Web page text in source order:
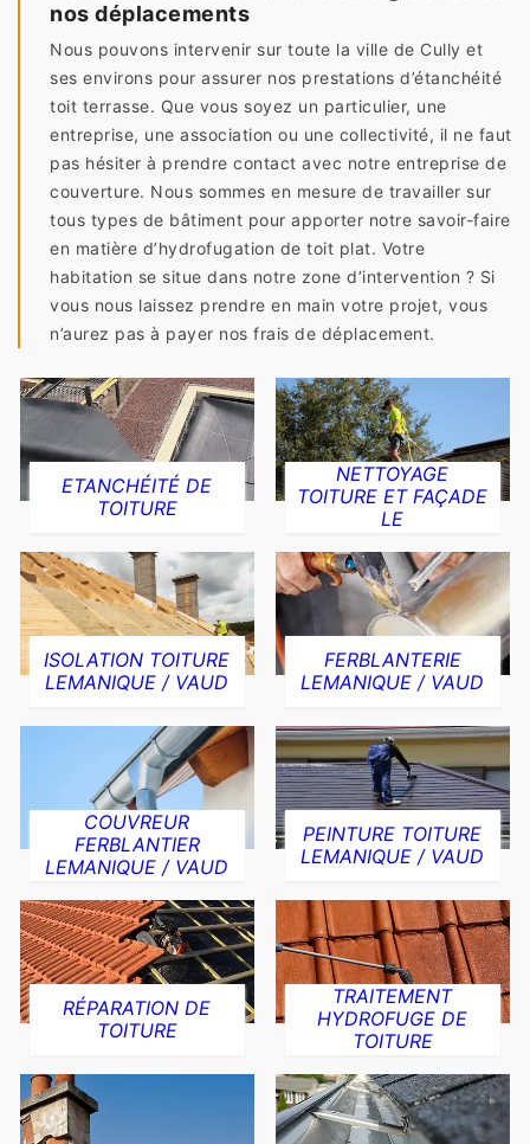
nos déplacements
Nous pouvons intervenir sur toute la ville de Cully et
ses environs pour assurer nos prestations d’étanchéité
toit terrasse. Que vous soyez un particulier, une
entreprise, une association ou une collectivité, il ne faut
pas hésiter à prendre contact avec notre entreprise de
couverture. Nous sommes en mesure de travailler sur
tous types de bâtiment pour apporter notre savoir-faire
en matière d’hydrofugation de toit plat. Votre
habitation se situe dans notre zone d’intervention ? Si
vous nous laissez prendre en main votre projet, vous
n’aurez pas à payer nos frais de déplacement.
ETANCHÉITÉ DE
TOITURE
NETTOYAGE
TOITURE ET FAÇADE
LE
ISOLATION TOITURE
LEMANIQUE / VAUD
FERBLANTERIE
LEMANIQUE / VAUD
COUVREUR
FERBLANTIER
LEMANIQUE / VAUD
PEINTURE TOITURE
LEMANIQUE / VAUD
RÉPARATION DE
TOITURE
TRAITEMENT
HYDROFUGE DE
TOITURE